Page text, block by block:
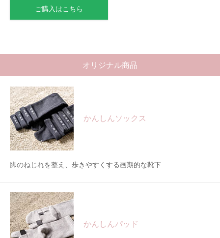
ご購入はこちら
オリジナル商品
かんしんソックス
脚のねじれを整え、歩きやすくする画期的な靴下
かんしんパッド